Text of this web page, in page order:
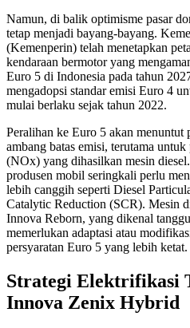
Namun, di balik optimisme pasar
tetap menjadi bayang-bayang.
(Kemenperin) telah menetapkan
kendaraan bermotor yang
Euro 5 di Indonesia pada tahun
mengadopsi standar emisi Euro 4
mulai berlaku sejak tahun 2022.
Peralihan ke Euro 5 akan menuntut
ambang batas emisi, terutama
(NOx) yang dihasilkan mesin
produsen mobil seringkali perlu
lebih canggih seperti Diesel
Catalytic Reduction (SCR). Mesin
Innova Reborn, yang dikenal
memerlukan adaptasi atau
persyaratan Euro 5 yang lebih ketat.
Strategi Elektrifikasi
Innova Zenix Hybrid